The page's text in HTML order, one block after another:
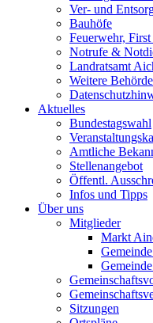
Ver- und
Bauhöfe
Feuerwehr,
Notrufe &
Landratsamt
Weitere
Aktuelles
Bundestagswahl
Amtliche
Stellenangebot
Öffentl.
Infos und Tipps
Über uns
Mitglieder
Markt
Sitzungen